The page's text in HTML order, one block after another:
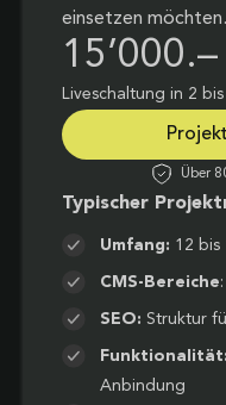
einsetzen möchten.
15’000.–
Liveschaltung in 2
Über
Typischer
Umfang: 12 bis
CMS-Bereiche
SEO: Struktur
Funktionalität:
Anbindung